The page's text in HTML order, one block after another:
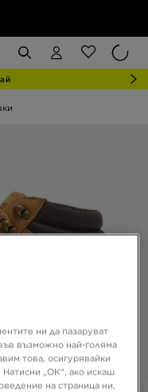
ни да пазаруват
възможно най-голяма
това, осигурявайки
Натисни „ОК“, ако искаш
на страница ни,